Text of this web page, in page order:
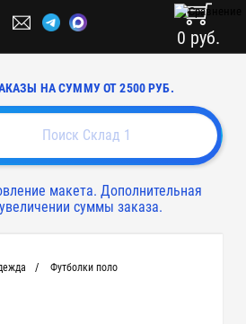
НА СУММУ ОТ 2500 РУБ.
0 руб.
макета. Дополнительная
суммы заказа.
Футболки поло